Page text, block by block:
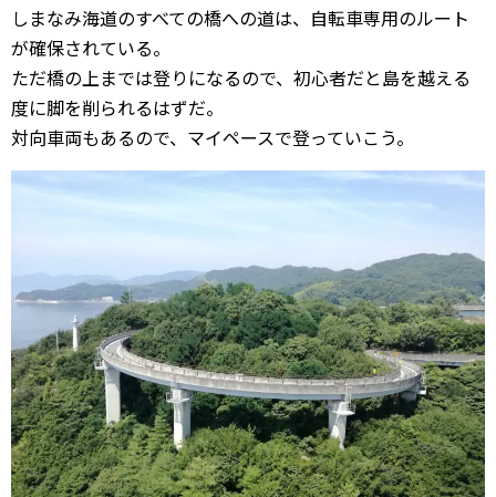
しまなみ海道のすべての橋への道は、自転車専用のルート
が確保されている。
ただ橋の上までは登りになるので、初心者だと島を越える
度に脚を削られるはずだ。
対向車両もあるので、マイペースで登っていこう。